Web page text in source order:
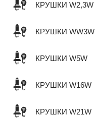
КРУШКИ W2,3W
КРУШКИ WW3W
КРУШКИ W5W
КРУШКИ W16W
КРУШКИ W21W